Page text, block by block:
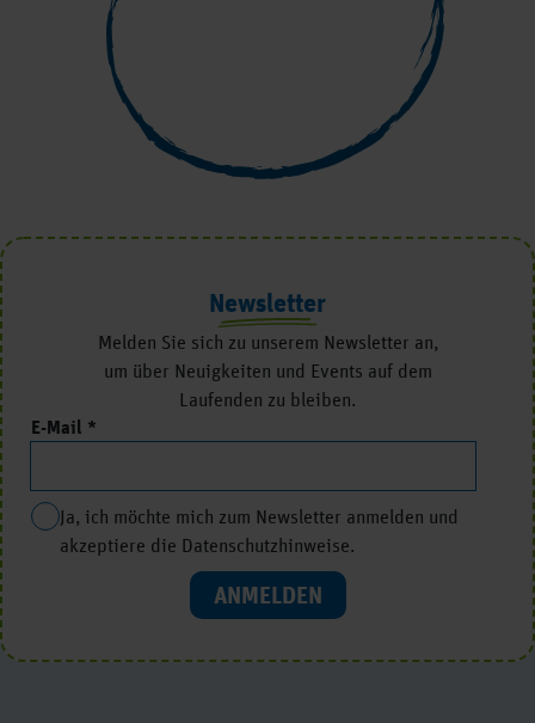
Newsletter
Melden Sie sich zu unserem Newsletter an,
um über Neuigkeiten und Events auf dem
Laufenden zu bleiben.
E-Mail
ANMELDEN
Ja, ich möchte mich zum Newsletter anmelden und
akzeptiere die Datenschutzhinweise.